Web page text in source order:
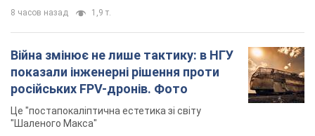
8 часов назад 1,9 т.
Війна змінює не лише тактику: в НГУ
показали інженерні рішення проти
російських FPV-дронів. Фото
Це "постапокаліптична естетика зі світу
"Шаленого Макса"